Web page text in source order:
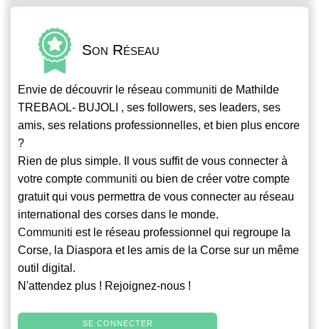
Son Réseau
Envie de découvrir le réseau communiti de Mathilde
TREBAOL- BUJOLI , ses followers, ses leaders, ses
amis, ses relations professionnelles, et bien plus encore
?
Rien de plus simple. Il vous suffit de vous connecter à
votre compte communiti ou bien de créer votre compte
gratuit qui vous permettra de vous connecter au réseau
international des corses dans le monde.
Communiti est le réseau professionnel qui regroupe la
Corse, la Diaspora et les amis de la Corse sur un même
outil digital.
N'attendez plus ! Rejoignez-nous !
SE CONNECTER